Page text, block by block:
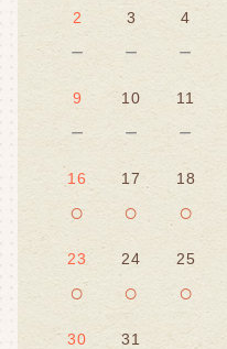
2
－
3
－
4
－
9
－
10
－
11
－
16
○
17
○
18
○
23
○
24
○
25
○
30 31